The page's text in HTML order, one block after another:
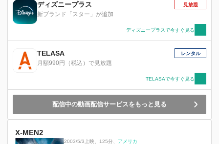
ディズニープラス
新ブランド「スター」が追加
見放題
ディズニープラスで今すぐ見る
TELASA
月額990円（税込）で見放題
レンタル
TELASAで今すぐ見る
配信中の動画配信サービスをもっと見る
X-MEN2
2003/5/3上映 125分
アメリカ